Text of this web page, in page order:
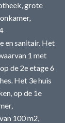
grote
en sanitair. Het
1 met
de 2e etage 6
Het 3e huis
op de 1e
100 m2,